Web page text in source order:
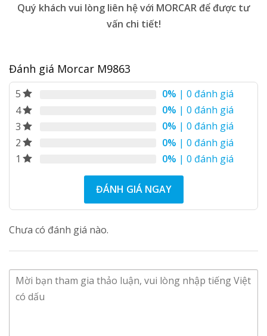
Quý khách vui lòng liên hệ với MORCAR để được tư
vấn chi tiết!
Đánh giá Morcar M9863
5 0% | 0 đánh giá
4
0% | 0 đánh giá
3
0% | 0 đánh giá
2
0% | 0 đánh giá
1
0% | 0 đánh giá
ĐÁNH GIÁ NGAY
Chưa có đánh giá nào.